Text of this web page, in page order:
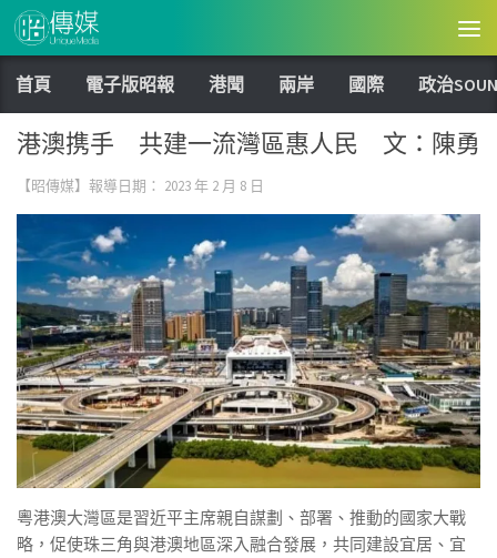
Skip to content
首頁 電子版昭報 港聞 兩岸 國際 政治
港澳携手 共建一流灣區惠人民 文：陳勇
【昭傳媒】報導日期： 2023 年 2 月 8 日
粵港澳大灣區是習近平主席親自謀劃、部署、推動的國家大戰
略，促使珠三角與港澳地區深入融合發展，共同建設宜居、宜